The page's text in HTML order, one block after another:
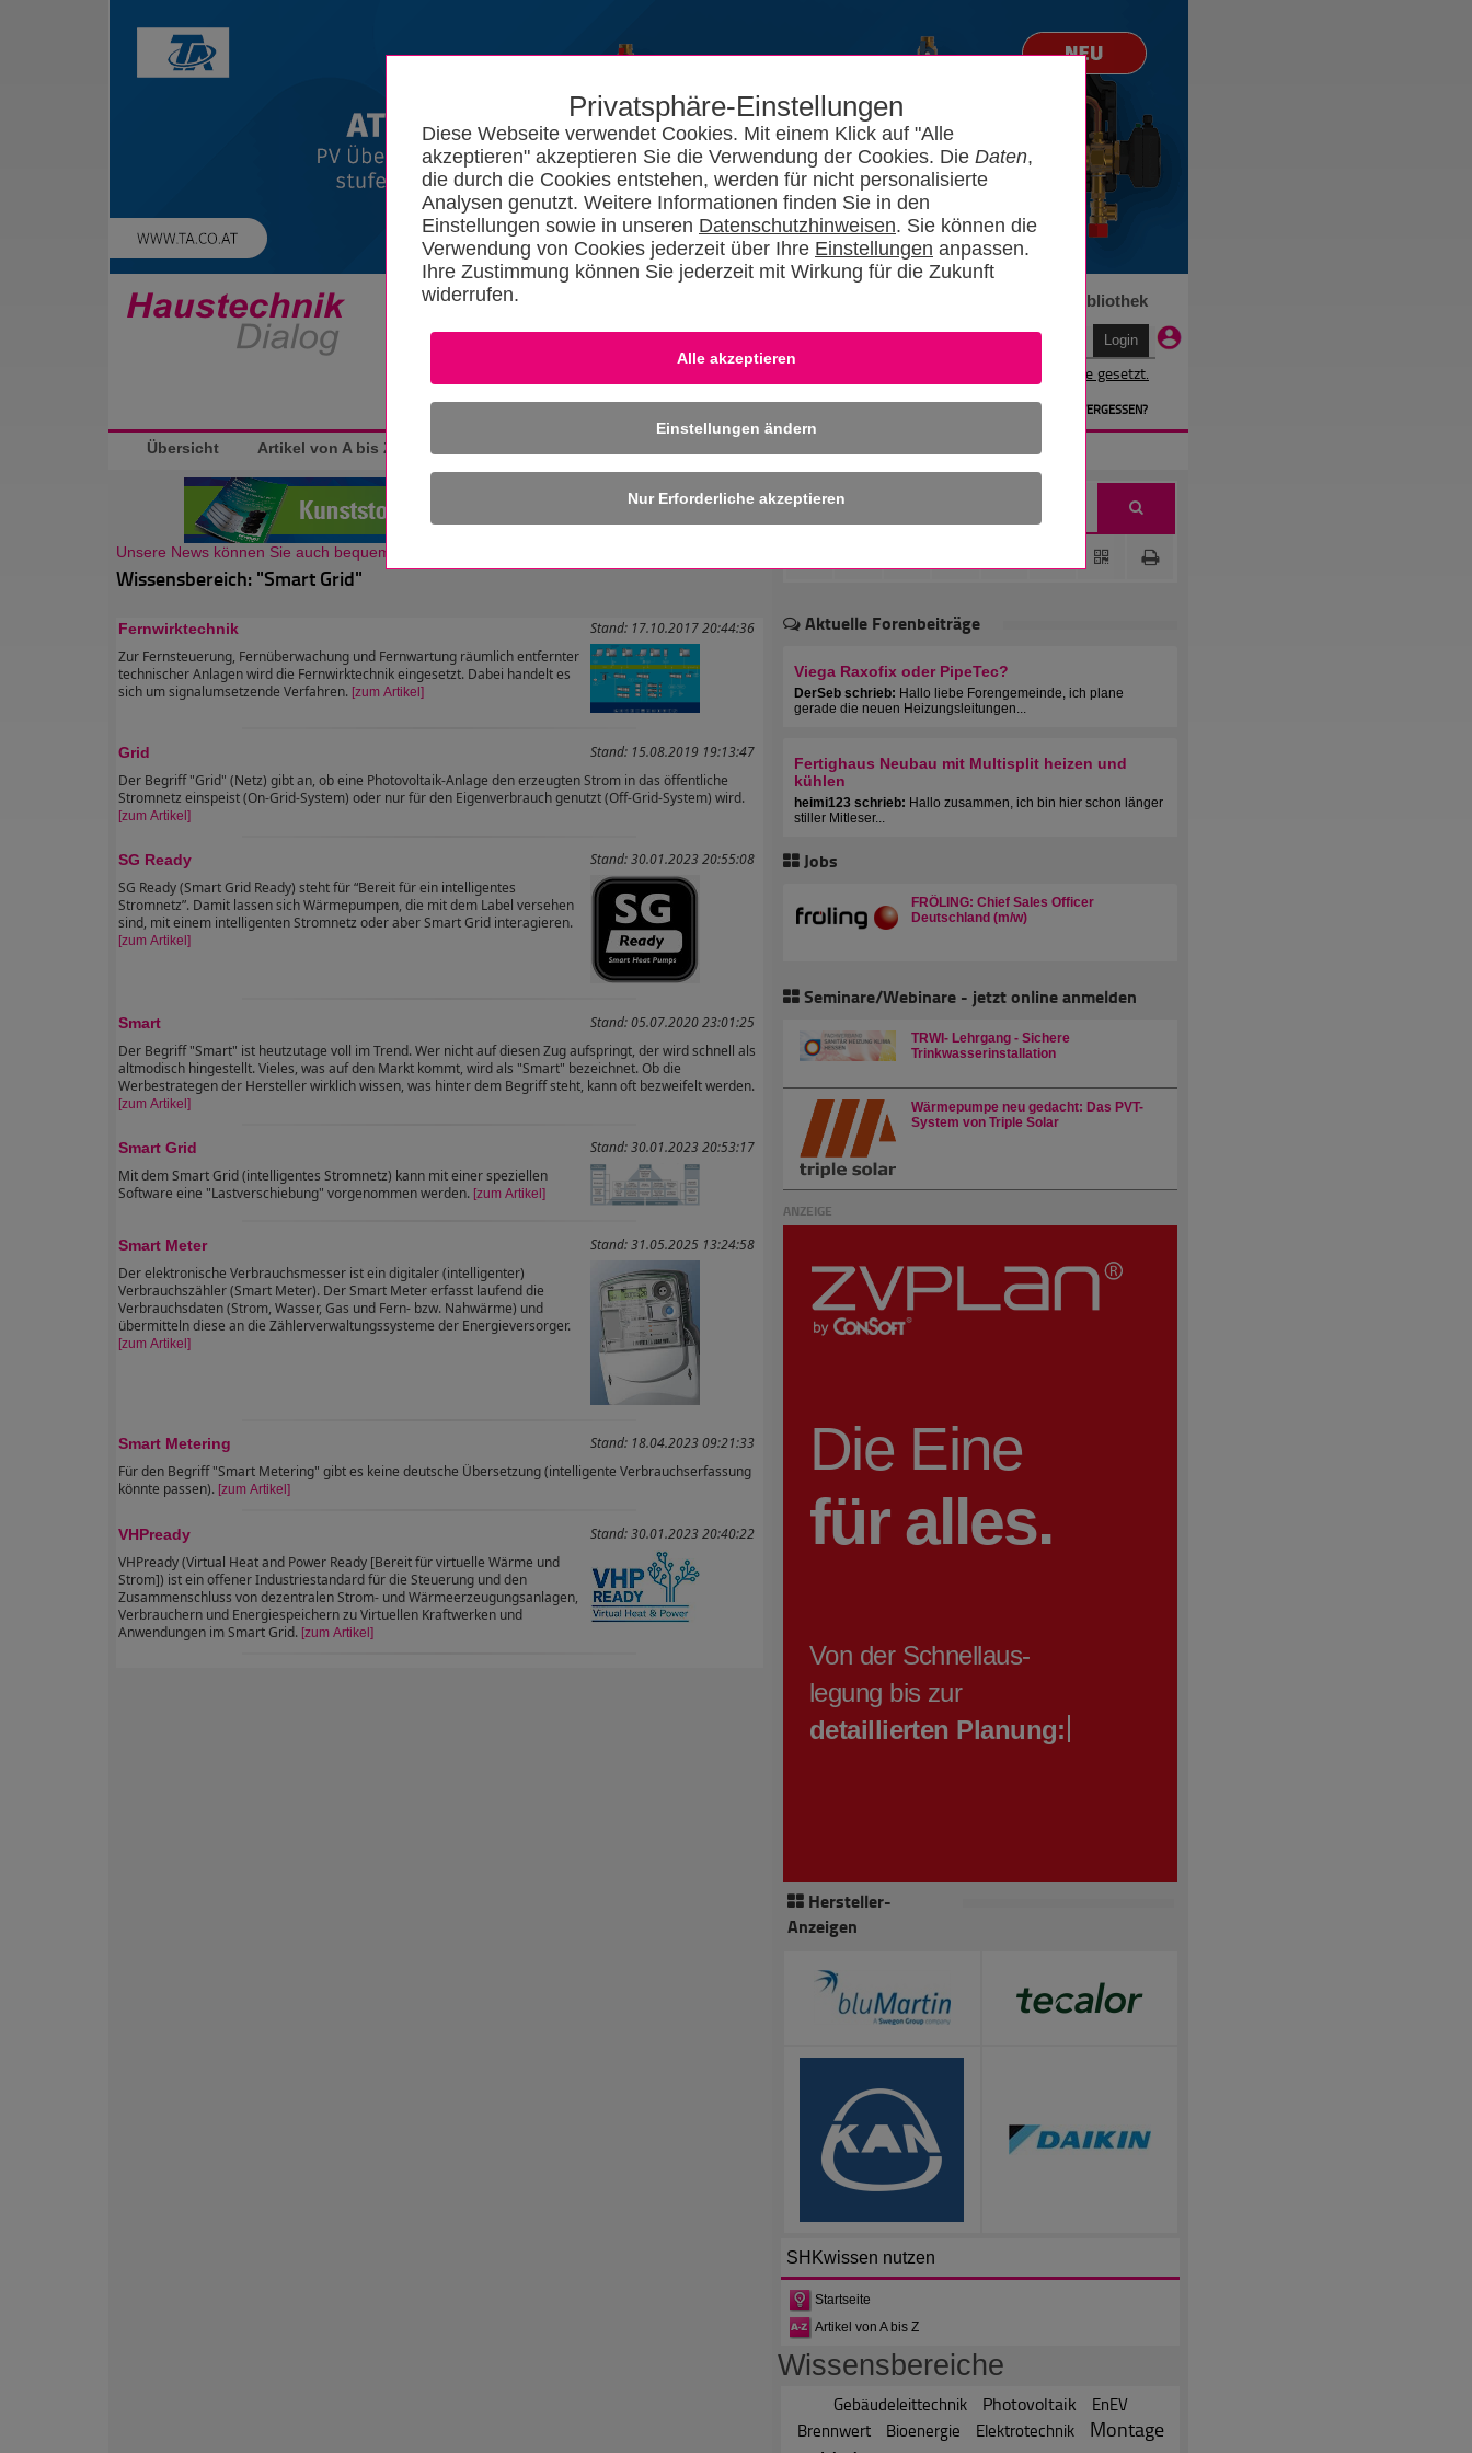
Privatsphäre-Einstellungen
Diese Webseite verwendet Cookies. Mit einem Klick auf "Alle
akzeptieren" akzeptieren Sie die Verwendung der Cookies. Die Daten,
die durch die Cookies entstehen, werden für nicht personalisierte
Analysen genutzt. Weitere Informationen finden Sie in den
Einstellungen sowie in unseren Datenschutzhinweisen. Sie können die
Verwendung von Cookies jederzeit über Ihre Einstellungen anpassen.
Ihre Zustimmung können Sie jederzeit mit Wirkung für die Zukunft
widerrufen.
Einstellungen ändern
Startseite News Bibliothek
Dafür wird ein Cookie gesetzt.
» PASSWORT VERGESSEN?
Übersicht Artikel von A bis Z
Unsere News können Sie auch bequem als Newsletter erhalten!
Wissensbereich: "Smart Grid"
Stand: 17.10.2017 20:44:36
Fernwirktechnik
Zur Fernsteuerung, Fernüberwachung und Fernwartung räumlich entfernter
technischer Anlagen wird die Fernwirktechnik eingesetzt. Dabei handelt es
sich um signalumsetzende Verfahren. [zum Artikel]
Stand: 15.08.2019 19:13:47
Grid
Der Begriff "Grid" (Netz) gibt an, ob eine Photovoltaik-Anlage den erzeugten Strom in das öffentliche
Stromnetz einspeist (On-Grid-System) oder nur für den Eigenverbrauch genutzt (Off-Grid-System) wird.
[zum Artikel]
Stand: 30.01.2023 20:55:08
SG Ready
SG Ready (Smart Grid Ready) steht für “Bereit für ein intelligentes
Stromnetz”. Damit lassen sich Wärmepumpen, die mit dem Label versehen
sind, mit einem intelligenten Stromnetz oder aber Smart Grid interagieren.
[zum Artikel]
Stand: 05.07.2020 23:01:25
Smart
Der Begriff "Smart" ist heutzutage voll im Trend. Wer nicht auf diesen Zug aufspringt, der wird schnell als
altmodisch hingestellt. Vieles, was auf den Markt kommt, wird als "Smart" bezeichnet. Ob die
Werbestrategen der Hersteller wirklich wissen, was hinter dem Begriff steht, kann oft bezweifelt werden.
[zum Artikel]
Stand: 30.01.2023 20:53:17
Smart Grid
Mit dem Smart Grid (intelligentes Stromnetz) kann mit einer speziellen
Software eine "Lastverschiebung" vorgenommen werden. [zum Artikel]
Stand: 31.05.2025 13:24:58
Smart Meter
Der elektronische Verbrauchsmesser ist ein digitaler (intelligenter)
Verbrauchszähler (Smart Meter). Der Smart Meter erfasst laufend die
Verbrauchsdaten (Strom, Wasser, Gas und Fern- bzw. Nahwärme) und
übermitteln diese an die Zählerverwaltungssysteme der Energieversorger.
[zum Artikel]
Stand: 18.04.2023 09:21:33
Smart Metering
Für den Begriff "Smart Metering" gibt es keine deutsche Übersetzung (intelligente Verbrauchserfassung
könnte passen). [zum Artikel]
Stand: 30.01.2023 20:40:22
VHPready
VHPready (Virtual Heat and Power Ready [Bereit für virtuelle Wärme und
Strom]) ist ein offener Industriestandard für die Steuerung und den
Zusammenschluss von dezentralen Strom- und Wärmeerzeugungsanlagen,
Verbrauchern und Energiespeichern zu Virtuellen Kraftwerken und
Anwendungen im Smart Grid. [zum Artikel]
Aktuelle Forenbeiträge
Viega Raxofix oder PipeTec?
DerSeb schrieb: Hallo liebe Forengemeinde, ich plane
gerade die neuen Heizungsleitungen...
Fertighaus Neubau mit Multisplit heizen und
kühlen
heimi123 schrieb: Hallo zusammen, ich bin hier schon länger
stiller Mitleser...
Jobs
FRÖLING: Chief Sales Officer
Deutschland (m/w)
Seminare/Webinare - jetzt online anmelden
TRWI- Lehrgang - Sichere
Trinkwasserinstallation
Wärmepumpe neu gedacht: Das PVT-
System von Triple Solar
ANZEIGE
Hersteller-
Anzeigen
SHKwissen nutzen
Startseite
Artikel von A bis Z
Wissensbereiche
Gebäudeleittechnik Photovoltaik
EnEV
Brennwert
Bioenergie Elektrotechnik Montage